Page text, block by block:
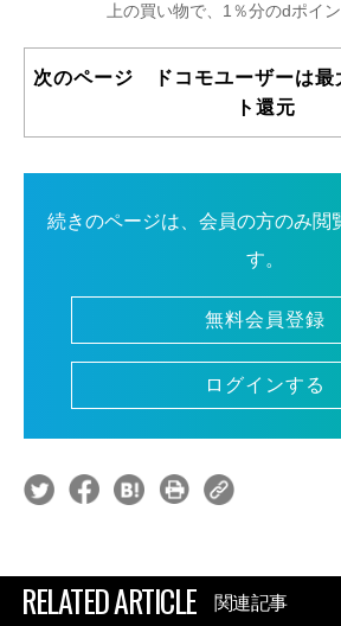
上の買い物で、1％分のdポイ
次のページ ドコモユーザーは最
ト還元
続きのページは、会員の方のみ閲
す。
無料会員登録
ログインする
RELATED ARTICLE 関連記事